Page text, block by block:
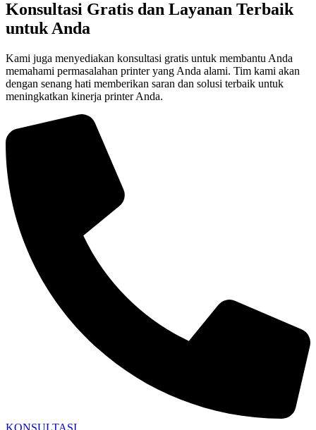
Konsultasi Gratis dan Layanan Terbaik
untuk Anda
Kami juga menyediakan konsultasi gratis untuk membantu Anda
memahami permasalahan printer yang Anda alami. Tim kami akan
dengan senang hati memberikan saran dan solusi terbaik untuk
meningkatkan kinerja printer Anda.
KONSULTASI